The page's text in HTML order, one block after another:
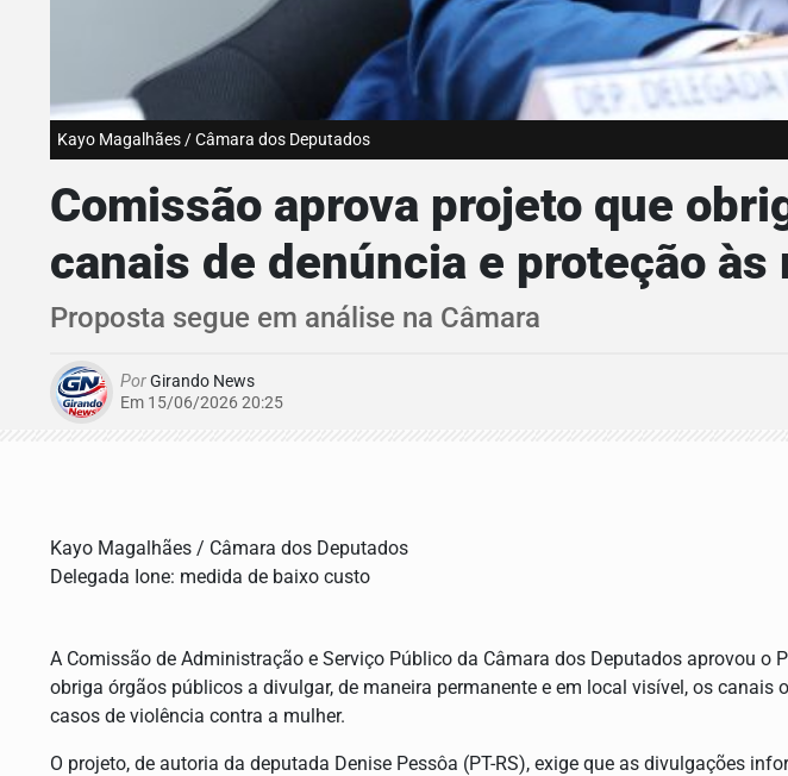
Kayo Magalhães / Câmara dos Deputados
Comissão aprova projeto que
canais de denúncia e proteção às
Proposta segue em análise na Câmara
PorGirando News
Em 15/06/2026 20:25
Kayo Magalhães / Câmara dos Deputados
Delegada Ione: medida de baixo custo
A Comissão de Administração e Serviço Público da Câmara dos Deputados aprovou o
obriga órgãos públicos a divulgar, de maneira permanente e em local visível, os canais
casos de violência contra a mulher.
O projeto, de autoria da deputada Denise Pessôa (PT-RS), exige que as divulgações